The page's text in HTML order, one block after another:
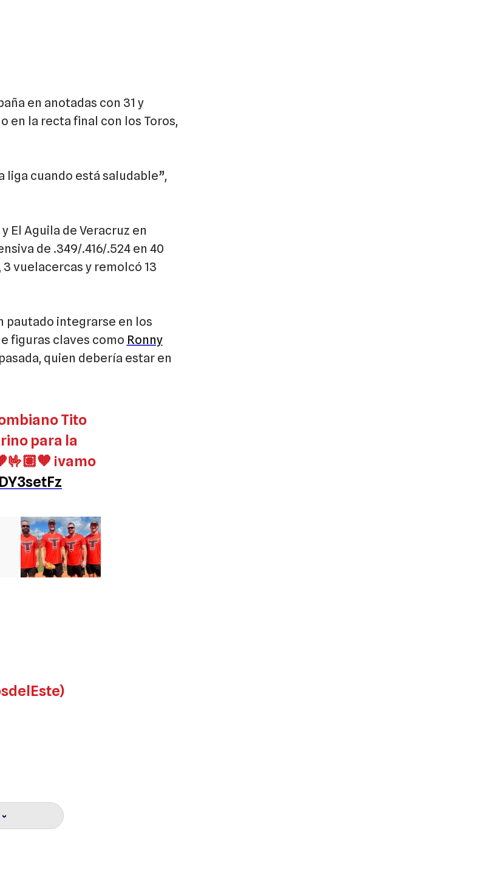
en anotadas con 31 y
en la recta final con los Toros,
liga cuando está saludable”,
El Aguila de Veracruz en
de .349/.416/.524 en 40
vuelacercas y remolcó 13
pautado integrarse en los
figuras claves como Ronny
quien debería estar en
Tito
para la
¡vamo
›